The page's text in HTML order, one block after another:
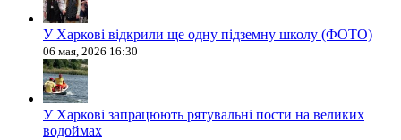
У Харкові відкрили ще одну підземну школу (ФОТО)
06 мая, 2026 16:30
У Харкові запрацюють рятувальні пости на великих
водоймах